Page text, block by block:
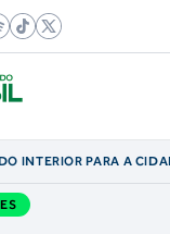
INTERIOR PARA A